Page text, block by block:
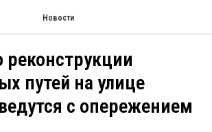
Новости
реконструкции
путей на улице
с опережением